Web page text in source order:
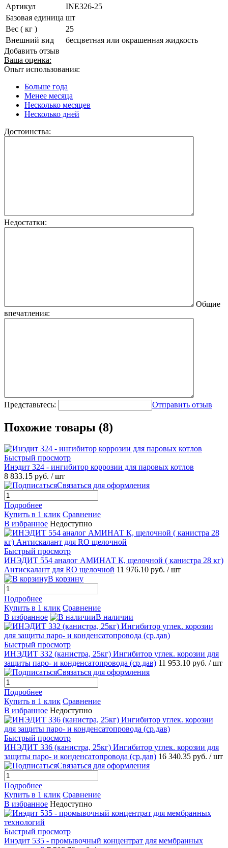
Артикул
INE326-25
Базовая единица шт
Вес ( кг )
25
Внешний вид
бесцветная или окрашенная жидкость
Добавить отзыв
Ваша оценка:
Опыт использования:
Больше года
Менее месяца
Несколько месяцев
Несколько дней
Достоинства:
Недостатки:
Общие
впечатления:
Представьтесь: Отправить отзыв
Похожие товары (8)
Быстрый просмотр
Инэдит 324 - ингибитор коррозии для паровых котлов
8 833.15 руб. / шт
Связаться для оформления
Подробнее
Купить в 1 клик Сравнение
В избранное Недоступно
Быстрый просмотр
ИНЭДИТ 554 аналог АМИНАТ К, щелочной ( канистра 28 кг)
Антискалант для RO щелочной 11 976.10 руб. / шт
В корзину
Подробнее
Купить в 1 клик Сравнение
В избранное
В наличии
Быстрый просмотр
ИНЭДИТ 332 (канистра, 25кг) Ингибитор углек. корозии для
защиты паро- и конденсатопровода (ср.дав) 11 953.10 руб. / шт
Связаться для оформления
Подробнее
Купить в 1 клик Сравнение
В избранное Недоступно
Быстрый просмотр
ИНЭДИТ 336 (канистра, 25кг) Ингибитор углек. корозии для
защиты паро- и конденсатопровода (ср.дав) 16 340.35 руб. / шт
Связаться для оформления
Подробнее
Купить в 1 клик Сравнение
В избранное Недоступно
Быстрый просмотр
Инэдит 535 - промывочный концентрат для мембранных